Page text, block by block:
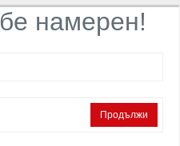
намерен!
Продължи